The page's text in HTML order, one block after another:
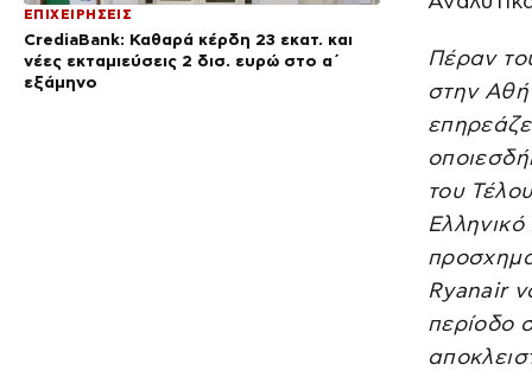
ΕΠΙΧΕΙΡΗΣΕΙΣ
CrediaBank: Καθαρά κέρδη 23 εκατ. και
νέες εκταμιεύσεις 2 δισ. ευρώ στο α΄
εξάμηνο
Πέραν
στην
του
Ryanair
περίοδο